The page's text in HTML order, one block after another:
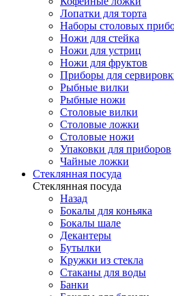
Лопатки для торта
Наборы столовых
Ножи для стейка
Ножи для устриц
Ножи для фруктов
Приборы для
Рыбные вилки
Рыбные ножи
Столовые вилки
Столовые ложки
Столовые ножи
Упаковки для приборов
Чайные ложки
Стеклянная посуда
Стеклянная посуда
Назад
Бокалы для коньяка
Бокалы шале
Декантеры
Бутылки
Кружки из стекла
Стаканы для воды
Банки